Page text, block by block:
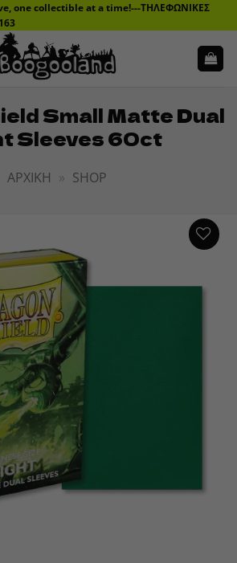
one collectible at a time!---ΤΗΛΕΦΩΝΙΚΕΣ
Small Matte Dual
Sleeves 60ct
ΑΡΧΙΚΉ » SHOP
WISHLIST